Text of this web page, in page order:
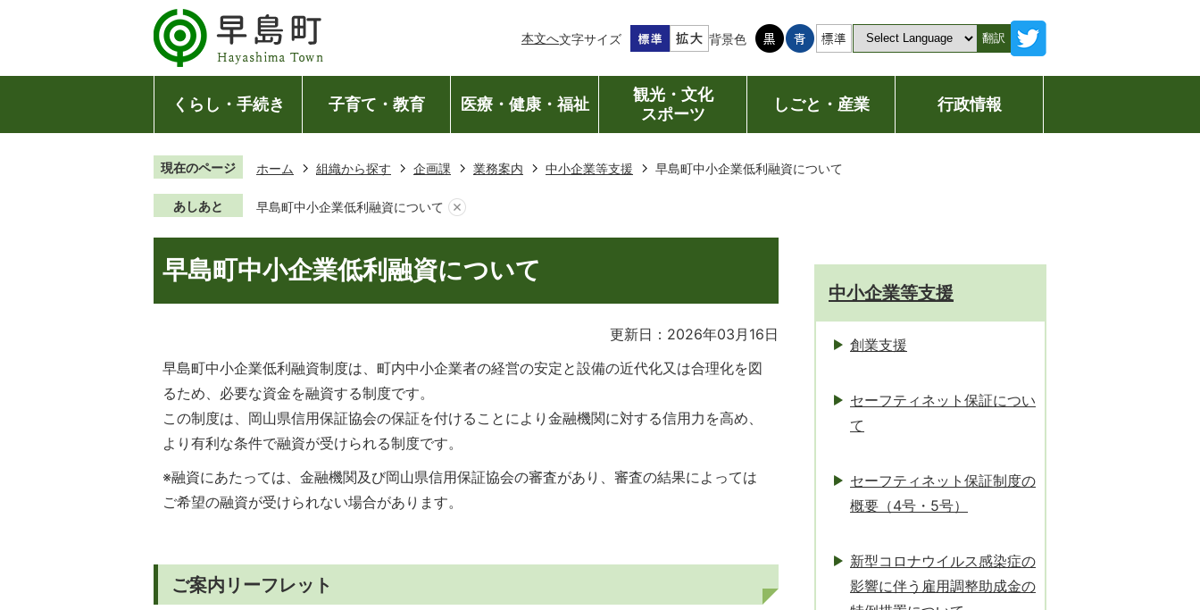
本文へ文字サイズ 背景色 翻訳
くらし・手続き 子育て・教育 医療・健康・福祉
観光・文化
スポーツ
しごと・産業 行政情報
現在のページ ホーム 組織から探す 企画課 業務案内 中小企業等支援 早島町中小企業低利融資について
あしあと 早島町中小企業低利融資について
早島町中小企業低利融資について
更新日：2026年03月16日
早島町中小企業低利融資制度は、町内中小企業者の経営の安定と設備の近代化又は合理化を図
るため、必要な資金を融資する制度です。
この制度は、岡山県信用保証協会の保証を付けることにより金融機関に対する信用力を高め、
より有利な条件で融資が受けられる制度です。
※融資にあたっては、金融機関及び岡山県信用保証協会の審査があり、審査の結果によっては
ご希望の融資が受けられない場合があります。
ご案内リーフレット
中小企業等支援
創業支援
セーフティネット保証につい
て
セーフティネット保証制度の
概要（4号・5号）
新型コロナウイルス感染症の
影響に伴う雇用調整助成金の